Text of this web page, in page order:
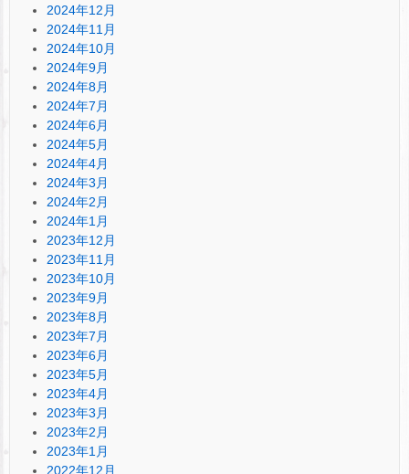
2024年12月
2024年11月
2024年10月
2024年9月
2024年8月
2024年7月
2024年6月
2024年5月
2024年4月
2024年3月
2024年2月
2024年1月
2023年12月
2023年11月
2023年10月
2023年9月
2023年8月
2023年7月
2023年6月
2023年5月
2023年4月
2023年3月
2023年2月
2023年1月
2022年12月